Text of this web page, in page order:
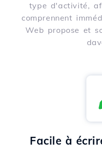
type d'activité,
comprennent
Web propose et
Facile à